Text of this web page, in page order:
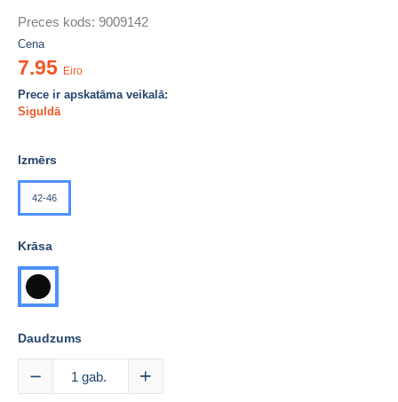
Preces kods: 9009142
Cena
7.95 Eiro
Prece ir apskatāma veikalā:
Siguldā
Izmērs
42-46
Krāsa
melna
Daudzums
1 gab.